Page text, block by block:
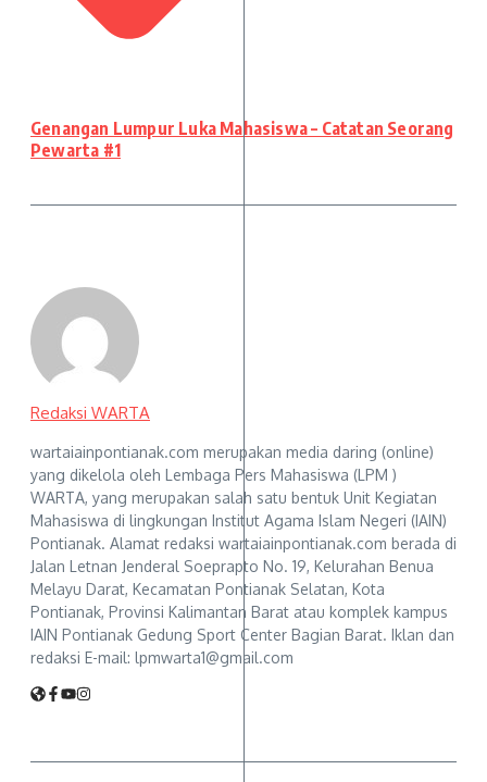
Genangan Lumpur Luka Mahasiswa – Catatan Seorang
Pewarta #1
Redaksi WARTA
wartaiainpontianak.com merupakan media daring (online)
yang dikelola oleh Lembaga Pers Mahasiswa (LPM )
WARTA, yang merupakan salah satu bentuk Unit Kegiatan
Mahasiswa di lingkungan Institut Agama Islam Negeri (IAIN)
Pontianak. Alamat redaksi wartaiainpontianak.com berada di
Jalan Letnan Jenderal Soeprapto No. 19, Kelurahan Benua
Melayu Darat, Kecamatan Pontianak Selatan, Kota
Pontianak, Provinsi Kalimantan Barat atau komplek kampus
IAIN Pontianak Gedung Sport Center Bagian Barat. Iklan dan
redaksi E-mail: lpmwarta1@gmail.com